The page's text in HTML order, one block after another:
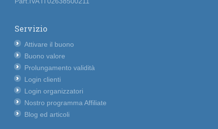
Servizio
Attivare il buono
Buono valore
Prolungamento validità
Login clienti
Login organizzatori
Nostro programma Affiliate
Blog ed articoli